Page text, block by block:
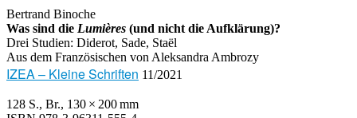
Bertrand Binoche
Was sind die Lumières (und nicht die Aufklärung)?
Drei Studien: Diderot, Sade, Staël
Aus dem Französischen von Aleksandra Ambrozy
IZEA – Kleine Schriften 11/2021
128 S., Br., 130 × 200 mm